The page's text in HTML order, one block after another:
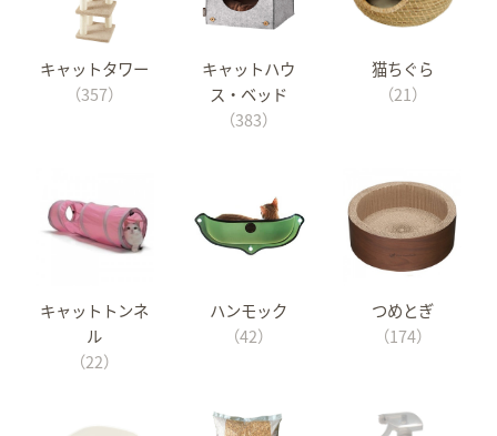
キャットタワー
（357）
キャットハウ
ス・ベッド
（383）
猫ちぐら
（21）
キャットトンネ
ル
（22）
ハンモック
（42）
つめとぎ
（174）